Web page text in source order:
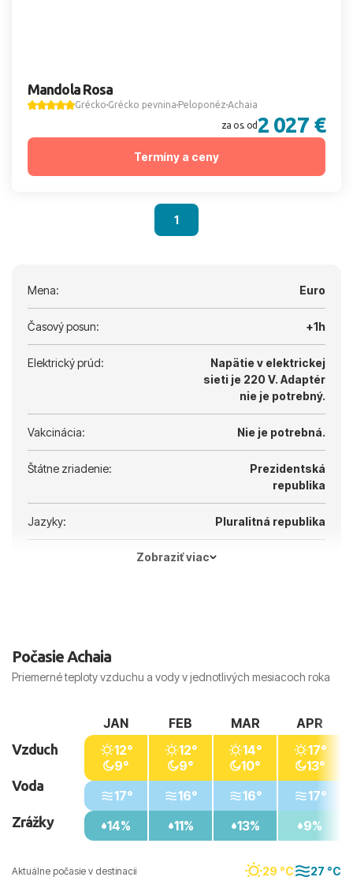
Mandola Rosa
Grécko Grécko pevnina Peloponéz Achaia
za os. od2 027 €
Termíny a ceny
1
Mena: Euro
Časový posun: +1h
Elektrický prúd:
Napätie v elektrickej
sieti je 220 V. Adaptér
nie je potrebný.
Vakcinácia: Nie je potrebná.
Štátne zriadenie:
Prezidentská
republika
Jazyky: Pluralitná republika
Zobraziť viac
Počasie Achaia
Priemerné teploty vzduchu a vody v jednotlivých mesiacoch roka
Aktuálne počasie v destinacii 29 °C 27 °C
Vzduch
Voda
Zrážky
JAN
12°
9°
17°
14%
FEB
12°
9°
16°
11%
MAR
14°
10°
16°
13%
APR
17°
13°
17°
9%